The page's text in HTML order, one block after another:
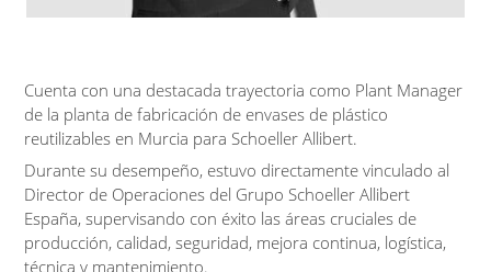
Cuenta con una destacada trayectoria como Plant Manager
de la planta de fabricación de envases de plástico
reutilizables en Murcia para Schoeller Allibert.
Durante su desempeño, estuvo directamente vinculado al
Director de Operaciones del Grupo Schoeller Allibert
España, supervisando con éxito las áreas cruciales de
producción, calidad, seguridad, mejora continua, logística,
técnica y mantenimiento.